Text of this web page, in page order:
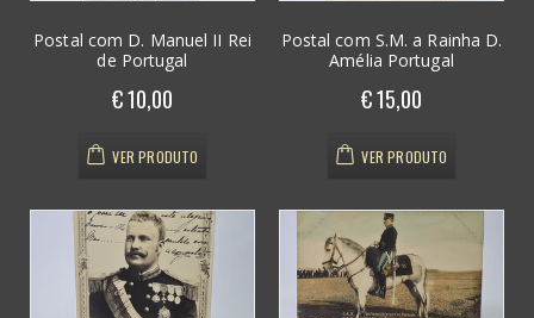
Postal com D. Manuel II Rei
de Portugal
€ 10,00
VER PRODUTO
Postal com S.M. a Rainha D.
Amélia Portugal
€ 15,00
VER PRODUTO